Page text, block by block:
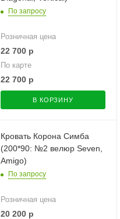
По запросу
Розничная цена
22 700 р
По карте
22 700 р
В КОРЗИНУ
Кровать Корона Симба
(200*90: №2 велюр Seven,
Amigo)
По запросу
Розничная цена
20 200 р